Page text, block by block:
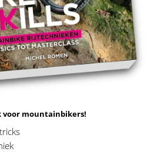
voor mountainbikers!